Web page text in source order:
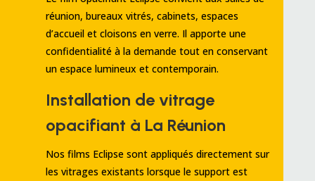
réunion, bureaux vitrés, cabinets, espaces
d’accueil et cloisons en verre. Il apporte une
confidentialité à la demande tout en conservant
un espace lumineux et contemporain.
Installation de vitrage
opacifiant à La Réunion
Nos films Eclipse sont appliqués directement sur
les vitrages existants lorsque le support est